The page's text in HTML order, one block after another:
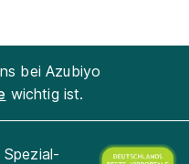
bei Azubiyo
wichtig ist.